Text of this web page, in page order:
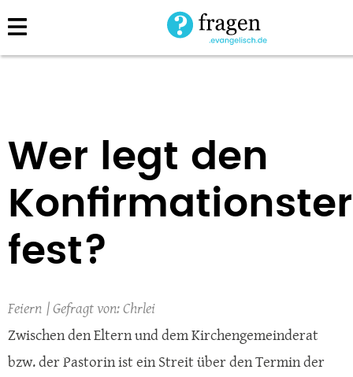
Direkt
zum
Wer legt den
fest?
Feiern
Chrlei
Zwischen den Eltern und dem Kirchengemeinderat
bzw. der Pastorin ist ein Streit über den Termin der